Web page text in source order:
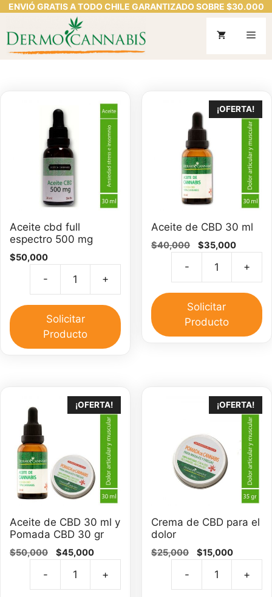
ENVIÓ GRATIS A TODO CHILE GARANTIZADO SOBRE $30.000
al
contenido
Aceite cbd full
espectro 500 mg
$50,000
-
full
espectro
+
Solicitar
Producto
¡OFERTA!
Aceite de CBD 30 ml
$40,000
El
original
era:
$40,000.
$35,000El
actual
es:
- +
Solicitar
Producto
¡OFERTA!
Aceite de CBD 30 ml y
Pomada CBD 30 gr
$50,000
El
original
era:
$45,000El
actual
es:
- +
¡OFERTA!
Crema de CBD para el
dolor
$25,000
El
original
era:
$15,000El
actual
es:
- +